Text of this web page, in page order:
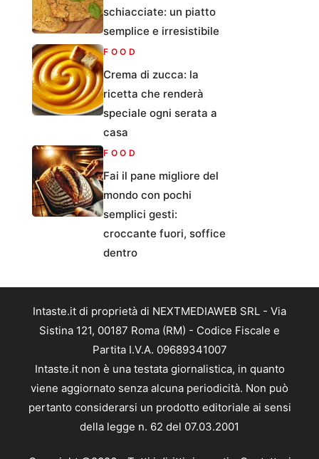
schiacciate: un piatto
semplice e irresistibile
FOOD
Crema di zucca: la
ricetta che renderà
speciale ogni serata a
casa
FOOD
Fai il pane migliore del
mondo con pochi
semplici gesti:
croccante fuori, soffice
dentro
Intaste.it di proprietà di NEXTMEDIAWEB SRL - Via
Sistina 121, 00187 Roma (RM) - Codice Fiscale e
Partita I.V.A. 09689341007
Intaste.it non è una testata giornalistica, in quanto
viene aggiornato senza alcuna periodicità. Non può
pertanto considerarsi un prodotto editoriale ai sensi
della legge n. 62 del 07.03.2001